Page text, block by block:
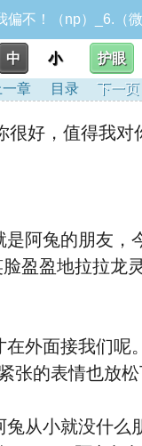
中 小 护眼
一章
目录 下一页
好，值得我对
阿兔的朋友，
盈盈地拉拉龙
外面接我们呢
张的表情也放松
从小就没什么